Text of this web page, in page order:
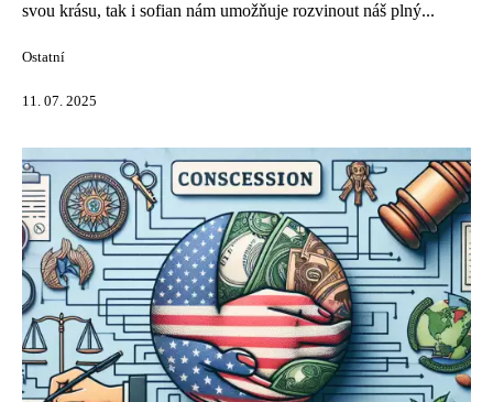
svou krásu, tak i sofian nám umožňuje rozvinout náš plný...
Ostatní
11. 07. 2025